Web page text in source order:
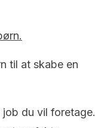
.
til at skabe en
du vil foretage.